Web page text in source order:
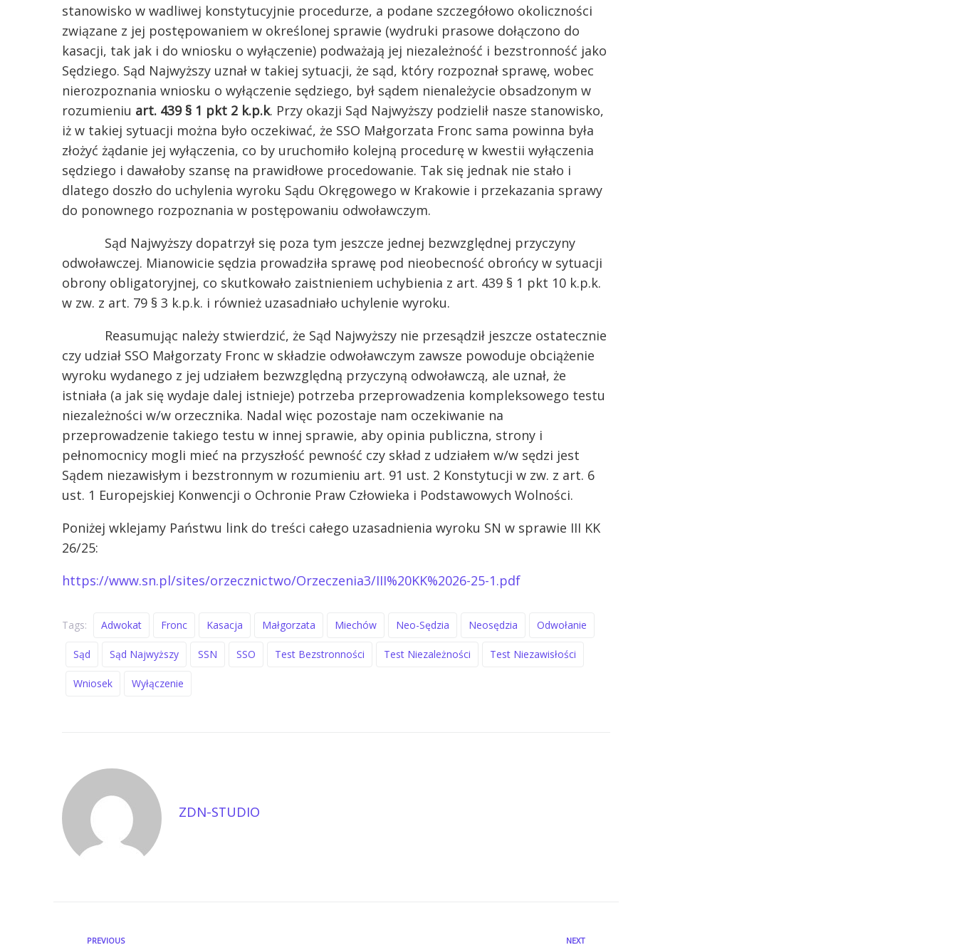
stanowisko w wadliwej konstytucyjnie procedurze, a podane szczegółowo okoliczności
związane z jej postępowaniem w określonej sprawie (wydruki prasowe dołączono do
kasacji, tak jak i do wniosku o wyłączenie) podważają jej niezależność i bezstronność jako
Sędziego. Sąd Najwyższy uznał w takiej sytuacji, że sąd, który rozpoznał sprawę, wobec
nierozpoznania wniosku o wyłączenie sędziego, był sądem nienależycie obsadzonym w
rozumieniu art. 439 § 1 pkt 2 k.p.k. Przy okazji Sąd Najwyższy podzielił nasze stanowisko,
iż w takiej sytuacji można było oczekiwać, że SSO Małgorzata Fronc sama powinna była
złożyć żądanie jej wyłączenia, co by uruchomiło kolejną procedurę w kwestii wyłączenia
sędziego i dawałoby szansę na prawidłowe procedowanie. Tak się jednak nie stało i
dlatego doszło do uchylenia wyroku Sądu Okręgowego w Krakowie i przekazania sprawy
do ponownego rozpoznania w postępowaniu odwoławczym.
Sąd Najwyższy dopatrzył się poza tym jeszcze jednej bezwzględnej przyczyny
odwoławczej. Mianowicie sędzia prowadziła sprawę pod nieobecność obrońcy w sytuacji
obrony obligatoryjnej, co skutkowało zaistnieniem uchybienia z art. 439 § 1 pkt 10 k.p.k.
w zw. z art. 79 § 3 k.p.k. i również uzasadniało uchylenie wyroku.
Reasumując należy stwierdzić, że Sąd Najwyższy nie przesądził jeszcze ostatecznie
czy udział SSO Małgorzaty Fronc w składzie odwoławczym zawsze powoduje obciążenie
wyroku wydanego z jej udziałem bezwzględną przyczyną odwoławczą, ale uznał, że
istniała (a jak się wydaje dalej istnieje) potrzeba przeprowadzenia kompleksowego testu
niezależności w/w orzecznika. Nadal więc pozostaje nam oczekiwanie na
przeprowadzenie takiego testu w innej sprawie, aby opinia publiczna, strony i
pełnomocnicy mogli mieć na przyszłość pewność czy skład z udziałem w/w sędzi jest
Sądem niezawisłym i bezstronnym w rozumieniu art. 91 ust. 2 Konstytucji w zw. z art. 6
ust. 1 Europejskiej Konwencji o Ochronie Praw Człowieka i Podstawowych Wolności.
Poniżej wklejamy Państwu link do treści całego uzasadnienia wyroku SN w sprawie III KK
26/25:
https://www.sn.pl/sites/orzecznictwo/Orzeczenia3/III%20KK%2026-25-1.pdf
Tags: Adwokat Fronc Kasacja Małgorzata Miechów Neo-Sędzia Neosędzia Odwołanie
Sąd Sąd Najwyższy SSN SSO Test Bezstronności Test Niezależności Test Niezawisłości
Wniosek Wyłączenie
ZDN-STUDIO
PREVIOUS NEXT